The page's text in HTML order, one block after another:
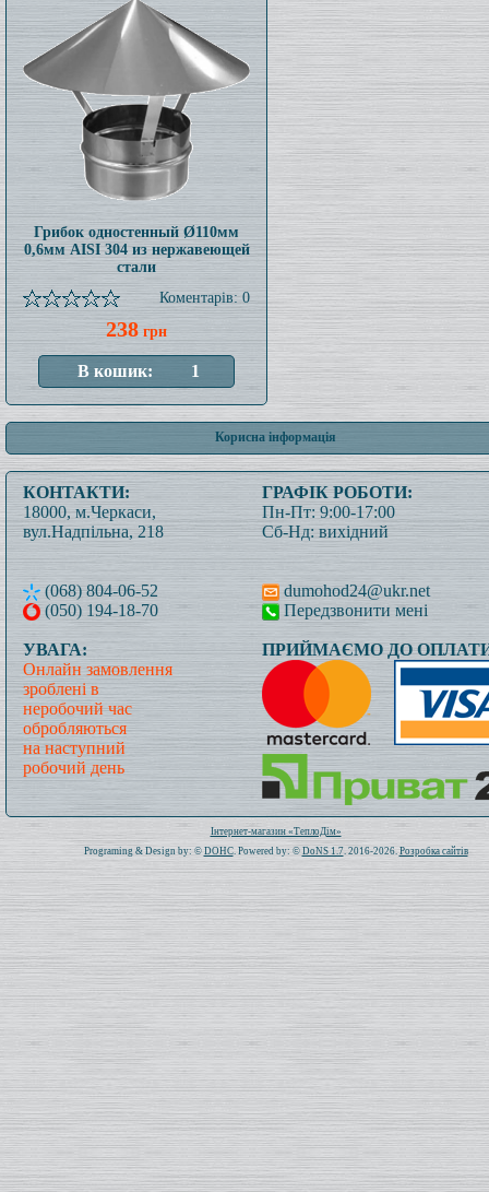
Грибок одностенный Ø110мм
0,6мм AISI 304 из нержавеющей
стали
Коментарів: 0
238 грн
Корисна інформація
КОНТАКТИ:
18000, м.Черкаси,
вул.Надпільна, 218
(068) 804-06-52
(050) 194-18-70
ГРАФІК РОБОТИ:
Пн-Пт: 9:00-17:00
Сб-Нд: вихідний
dumohod24@ukr.net
Передзвонити мені
УВАГА:
Онлайн замовлення
зроблені в
неробочий час
обробляються
на наступний
робочий день
ПРИЙМАЄМО ДО
Всього: 1019633 Сьогодні: 550
Інтернет-магазин «ТеплоДім»
Programing & Design by: © DOHC. Powered by: © DoNS 1.7. 2016-2026. Розробка сайтів